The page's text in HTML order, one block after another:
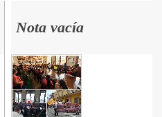
Nota vacía